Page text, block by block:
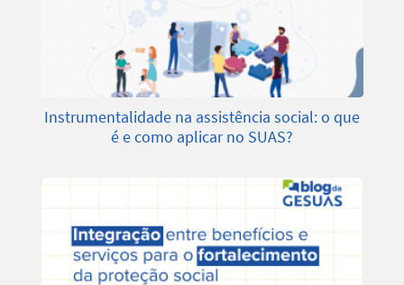
Instrumentalidade na assistência social: o que
é e como aplicar no SUAS?